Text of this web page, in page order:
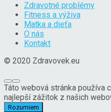
Zdravotné problémy
Fitness a výživa
Matka a dieťa
O nás
Kontakt
© 2020 Zdravovek.eu
Táto webová stránka používa
najlepší zážitok z našich
Rozumiem